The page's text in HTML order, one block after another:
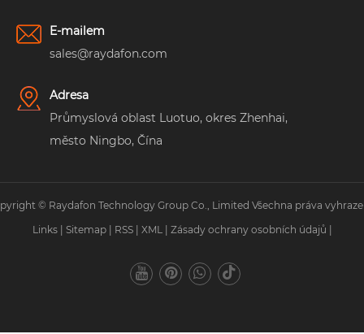
E-mailem
sales@raydafon.com
Adresa
Průmyslová oblast Luotuo, okres Zhenhai,
město Ningbo, Čína
© Raydafon Technology Group Co., Limited Všechna práva
Links
Sitemap RSS XML Zásady ochrany osobních údajů